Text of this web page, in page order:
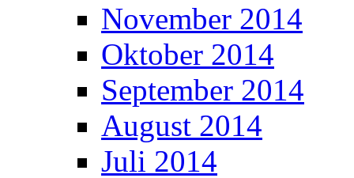
November 2014
Oktober 2014
September 2014
August 2014
Juli 2014